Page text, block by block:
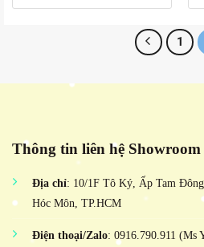
1
Thông tin liên hệ Showroom
Địa chỉ: 10/1F Tô Ký, Ấp Tam
Hóc Môn, TP.HCM
Điện thoại/Zalo: 0916.790.911 (Ms